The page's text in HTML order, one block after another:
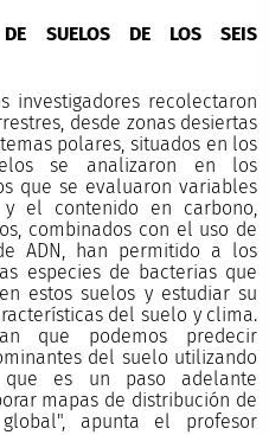
DE SUELOS DE LOS SEIS
investigadores recolectaron
desde zonas desiertas
polares, situados en los
se analizaron en los
que se evaluaron variables
el contenido en carbono,
combinados con el uso de
ADN, han permitido a los
especies de bacterias que
estos suelos y estudiar su
del suelo y clima.
que podemos predecir
del suelo utilizando
es un paso adelante
mapas de distribución de
apunta el profesor